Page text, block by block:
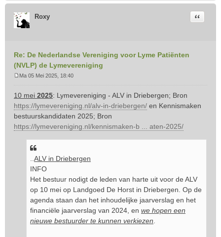
Roxy
Re: De Nederlandse Vereniging voor Lyme Patiënten
(NVLP) de Lymevereniging
Citeer
r
i
c
h
Ma 05 Mei 2025, 18:40
10 mei 2025: Lymevereniging - ALV in Driebergen; Bron
https://lymevereniging.nl/alv-in-driebergen/ en Kennismaken
bestuurskandidaten 2025; Bron
https://lymevereniging.nl/kennismaken-b ... aten-2025/
ALV in Driebergen
INFO
Het bestuur nodigt de leden van harte uit voor de ALV
op 10 mei op Landgoed De Horst in Driebergen. Op de
agenda staan dan het inhoudelijke jaarverslag en het
financiële jaarverslag van 2024, en we hopen een
nieuwe bestuurder te kunnen verkiezen